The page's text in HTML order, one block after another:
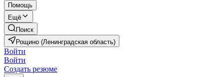
Помощь
Ещё
Поиск
Рощино (Ленинградская область)
Войти
Войти
Создать резюме